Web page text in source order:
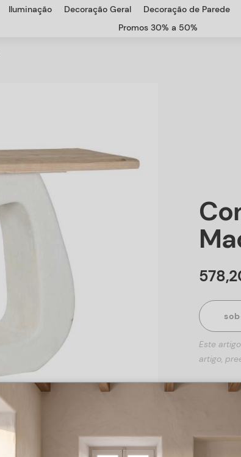
Iluminação Decoração Geral Decoração de Parede
Promos 30% a 50%
578,
Este
artigo,